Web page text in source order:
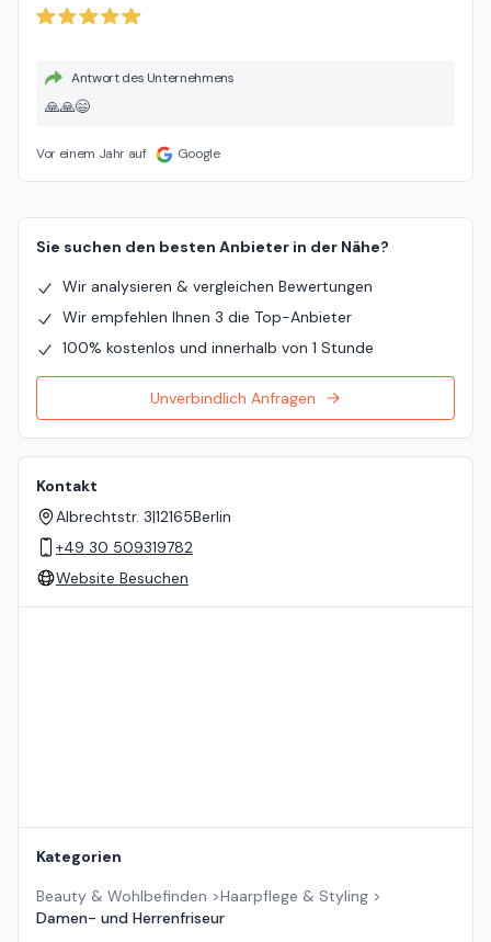
Antwort des Unternehmens
🙏🙏😄
Vor einem Jahr auf Google
Sie suchen den besten Anbieter in der Nähe?
Wir analysieren & vergleichen Bewertungen
Wir empfehlen Ihnen 3 die Top-Anbieter
100% kostenlos und innerhalb von 1 Stunde
Unverbindlich Anfragen
Kontakt
Albrechtstr. 3|12165Berlin
+49 30 509319782
Website Besuchen
Kategorien
Beauty & Wohlbefinden >Haarpflege & Styling >
Damen- und Herrenfriseur